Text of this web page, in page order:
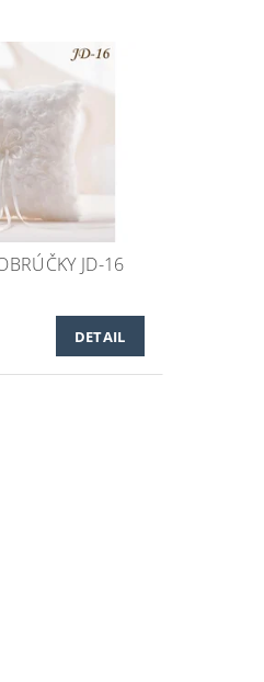
JD-16
DETAIL